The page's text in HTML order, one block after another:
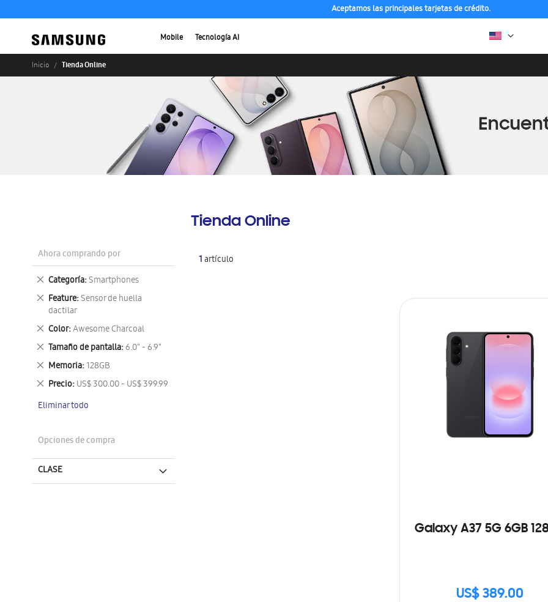
Aceptamos las principales tarjetas de crédito.
Mobile Tecnología AI
Inicio Tienda Online
Tienda Online
1artículo
Galaxy A37 5G 6GB
US$ 389.00
Ahora comprando por
Categoría Smartphones
Eliminar
este
artículo
Feature Sensor de huella
dactilar
Eliminar
este
artículo
Color Awesome Charcoal
Eliminar
este
artículo
Tamaño de pantalla 6.0" - 6.9"
Eliminar
este
artículo
Memoria 128GB
Eliminar
este
artículo
Precio US$ 300.00 - US$ 399.99
Eliminar
artículo
Eliminar todo
Opciones de compra
CLASE